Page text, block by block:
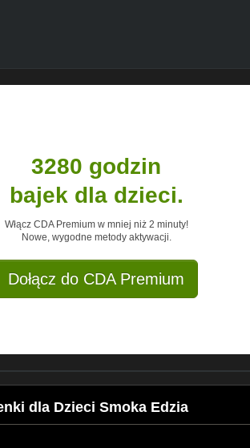
3280 godzin
bajek dla dzieci.
Włącz CDA Premium w mniej niż 2 minuty!
Nowe, wygodne metody aktywacji.
Dołącz do CDA Premium
dla Dzieci Smoka Edzia